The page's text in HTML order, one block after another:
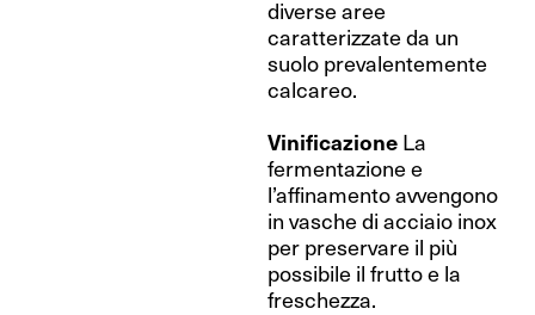
diverse aree
caratterizzate da un
suolo prevalentemente
calcareo.
Vinificazione La
fermentazione e
l’affinamento avvengono
in vasche di acciaio inox
per preservare il più
possibile il frutto e la
freschezza.